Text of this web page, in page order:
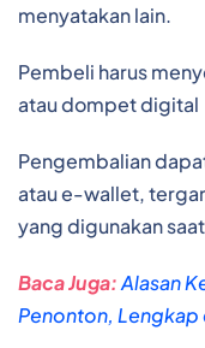
menyatakan lain.
Pembeli harus
atau dompet digital
Pengembalian
atau e-wallet,
yang digunakan
Baca Juga:Alasan
Penonton, Lengkap